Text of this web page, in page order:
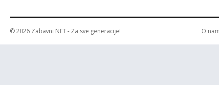
© 2026 Zabavni NET- Za sve generacije! O